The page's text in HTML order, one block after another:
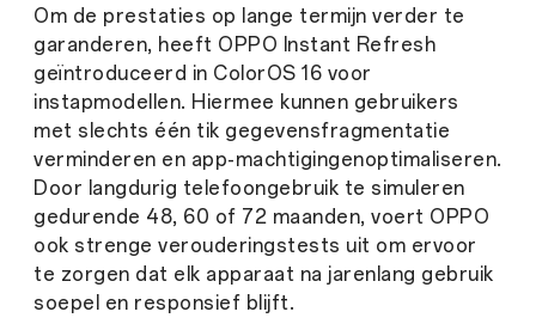
Om de prestaties op lange termijn verder te
garanderen, heeft OPPO Instant Refresh
geïntroduceerd in ColorOS 16 voor
instapmodellen. Hiermee kunnen gebruikers
met slechts één tik gegevensfragmentatie
verminderen en app-machtigingenoptimaliseren.
Door langdurig telefoongebruik te simuleren
gedurende 48, 60 of 72 maanden, voert OPPO
ook strenge verouderingstests uit om ervoor
te zorgen dat elk apparaat na jarenlang gebruik
soepel en responsief blijft.